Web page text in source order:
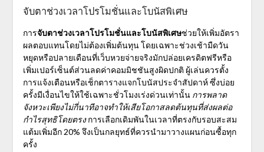
จับตาช่วงเวลาโปรโมชั่นและโบนัสพิเศษ
การจับตาช่วงเวลาโปรโมชั่นและโบนัสพิเศษช่วยให้เพิ่มอัตรา
ผลตอบแทนโดยไม่ต้องเพิ่มต้นทุน โดยเฉพาะช่วงเช้ามืดวัน
หยุดหรือปลายเดือนที่เว็บหวยจ่ายจริงมักปล่อยเครดิตฟรีหรือ
เพิ่มเปอร์เซ็นต์ส่วนลดค่าคอมมิชชันสูงผิดปกติ ผู้เล่นควรตั้ง
การแจ้งเตือนหรือเช็กตารางแจกโบนัสประจำสัปดาห์ ซึ่งบ่อย
ครั้งมีเงื่อนไขให้ใช้เฉพาะชั่วโมงเร่งด่วนเท่านั้น การพลาด
จังหวะเพียงไม่กี่นาทีอาจทำให้เสียโอกาสลดต้นทุนที่ส่งผลต่อ
กำไรสุทธิโดยตรงการเลือกเดิมพันในเวลาที่ตรงกับรอบสะสม
แต้มเพิ่มอีก 20% จึงเป็นกลยุทธ์ที่ควรนำมาวางแผนก่อนซื้อทุก
ครั้ง